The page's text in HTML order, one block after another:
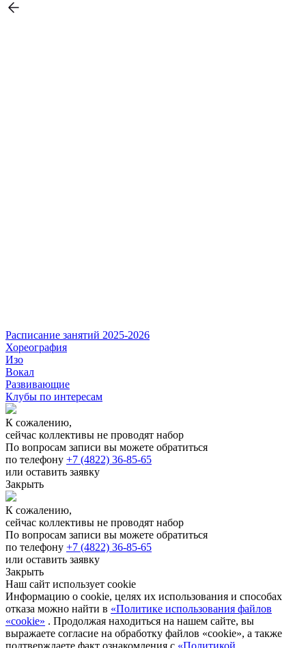
Расписание занятий 2025-2026
Хореография
Изо
Вокал
Развивающие
Клубы по интересам
К сожалению,
сейчас коллективы не проводят набор
По вопросам записи вы можете обратиться
по телефону +7 (4822) 36-85-65
или оставить заявку
Закрыть
К сожалению,
сейчас коллективы не проводят набор
По вопросам записи вы можете обратиться
по телефону +7 (4822) 36-85-65
или оставить заявку
Закрыть
Наш сайт использует cookie
Информацию о cookie, целях их использования и способах
отказа можно найти в «Политике использования файлов
«cookie» . Продолжая находиться на нашем сайте, вы
выражаете согласие на обработку файлов «cookie», а также